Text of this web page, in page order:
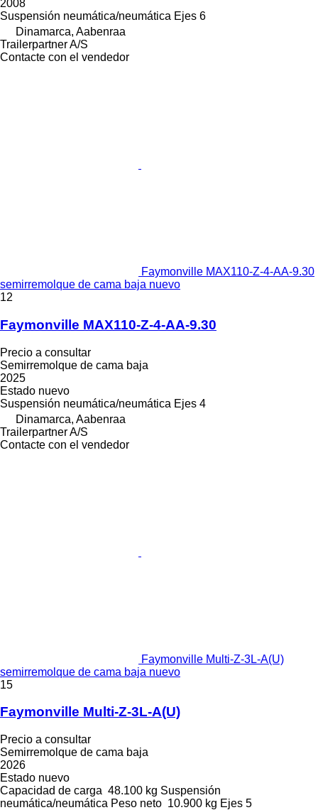
2008
Suspensión neumática/neumática Ejes 6
Dinamarca, Aabenraa
Trailerpartner A/S
Contacte con el vendedor
Faymonville MAX110-Z-4-AA-9.30
semirremolque de cama baja nuevo
12
Faymonville MAX110-Z-4-AA-9.30
Precio a consultar
Semirremolque de cama baja
2025
Estado nuevo
Suspensión neumática/neumática Ejes 4
Dinamarca, Aabenraa
Trailerpartner A/S
Contacte con el vendedor
Faymonville Multi-Z-3L-A(U)
semirremolque de cama baja nuevo
15
Faymonville Multi-Z-3L-A(U)
Precio a consultar
Semirremolque de cama baja
2026
Estado nuevo
Capacidad de carga 48.100 kg Suspensión
neumática/neumática Peso neto 10.900 kg Ejes 5